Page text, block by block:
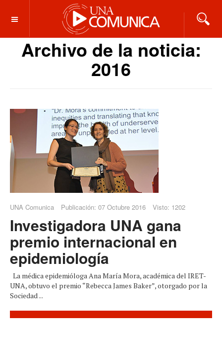
OFF CANVAS
Archivo de la noticia:
2016
UNA Comunica Publicación: 07 Octubre 2016 Visto: 1202
Investigadora UNA gana
premio internacional en
epidemiología
La médica epidemióloga Ana María Mora, académica del IRET-
UNA, obtuvo el premio “Rebecca James Baker”, otorgado por la
Sociedad ...